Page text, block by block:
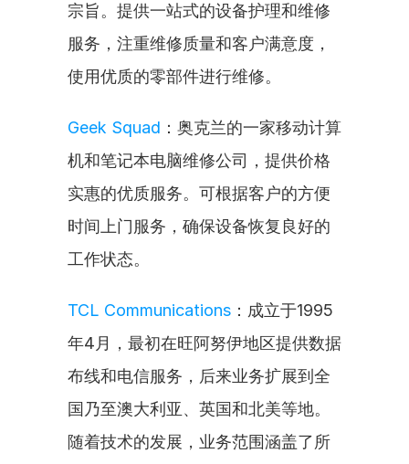
宗旨。提供一站式的设备护理和维修
服务，注重维修质量和客户满意度，
使用优质的零部件进行维修。
Geek Squad ：奥克兰的一家移动计算
机和笔记本电脑维修公司，提供价格
实惠的优质服务。可根据客户的方便
时间上门服务，确保设备恢复良好的
工作状态。
TCL Communications ：成立于1995
年4月，最初在旺阿努伊地区提供数据
布线和电信服务，后来业务扩展到全
国乃至澳大利亚、英国和北美等地。
随着技术的发展，业务范围涵盖了所